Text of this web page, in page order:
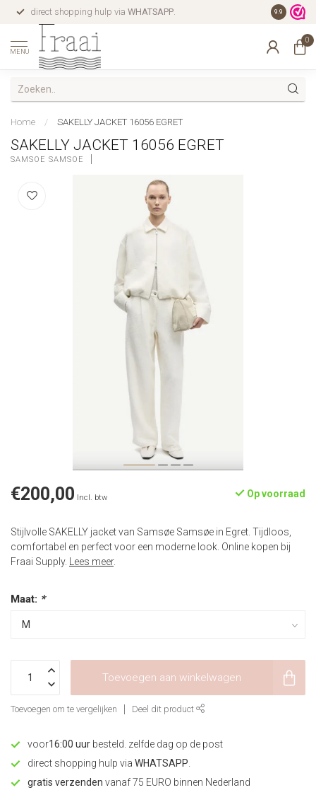
direct shopping hulp via WHATSAPP. gratis
9.9
MENU
0
Home / SAKELLY JACKET 16056 EGRET
SAKELLY JACKET 16056 EGRET
SAMSOE SAMSOE
€200,00 Incl. btw Op voorraad
Stijlvolle SAKELLY jacket van Samsøe Samsøe in Egret. Tijdloos,
comfortabel en perfect voor een moderne look. Online kopen bij
Fraai Supply.
Lees meer.
Maat: *
Toevoegen aan winkelwagen
Toevoegen om te vergelijken Deel dit product
voor16:00 uur besteld. zelfde dag op de post
direct shopping hulp via WHATSAPP
gratis verzenden vanaf 75 EURO binnen Nederland